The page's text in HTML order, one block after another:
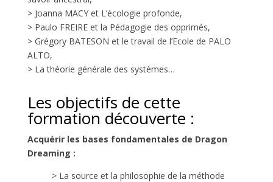
> Joanna MACY et L’écologie profonde,
> Paulo FREIRE et la Pédagogie des opprimés,
> Grégory BATESON et le travail de l’Ecole de PALO
ALTO,
> La théorie générale des systèmes…
Les objectifs de cette
formation découverte :
Acquérir les bases fondamentales de Dragon
Dreaming :
> La source et la philosophie de la méthode